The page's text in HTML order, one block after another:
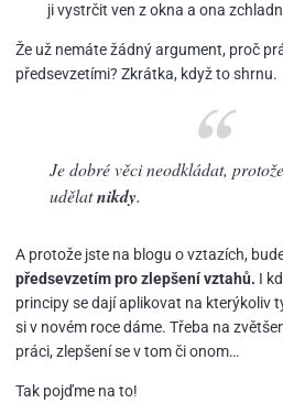
ji vystrčit ven z okna a ona
Že už nemáte žádný argument, proč
předsevzetími? Zkrátka, když to shrnu.
Je dobré věci neodkládat,
udělatnikdy.
A protože jste na blogu o vztazích,
předsevzetím pro zlepšení vztahů. I
principy se dají aplikovat na kterýkoliv
si v novém roce dáme. Třeba na
práci, zlepšení se v tom či onom…
Tak pojďme na to!